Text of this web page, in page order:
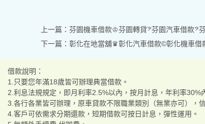
上一篇： 芬園機車借款♔芬園轉貸𝄢芬園汽車借款𝄢
下一篇： 彰化在地當舖♛彰化汽車借款©彰化機車
借款說明：
1.只要您年滿18歲皆可辦理典當借款。
2.利息法規規定，即月利率2.5%以內，按月計息，年利率30%
3.各行各業皆可辦理，原車貸款不限職業類別（無業亦可），
4.客戶可依需求分期還款，短期借款可按日計息，彈性運用。